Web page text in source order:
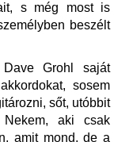
s még most is
beszélt
Grohl saját
sosem
sőt, utóbbit
aki csak
amit mond, de a